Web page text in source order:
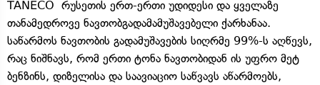
TANECO რუსეთის ერთ-ერთი უდიდესი და ყველაზე
თანამედროვე ნავთობგადამამუშავებელი ქარხანაა.
საწარმოს ნავთობის გადამუშავების სიღრმე 99%-ს აღწევს,
რაც ნიშნავს, რომ ერთი ტონა ნავთობიდან ის უფრო მეტ
ბენზინს, დიზელისა და საავიაციო საწვავს აწარმოებს,